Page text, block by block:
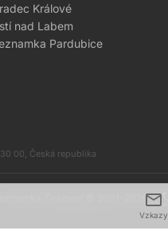
mail
Vzkazy
Králové
nad Labem
Pardubice
00, Česká republika
Známost © 2001–2026 dark_mode